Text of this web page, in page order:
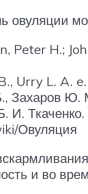
овуляции
Peter H.;
Urry L.
Захаров Ю.
И.
Овуляция
и во